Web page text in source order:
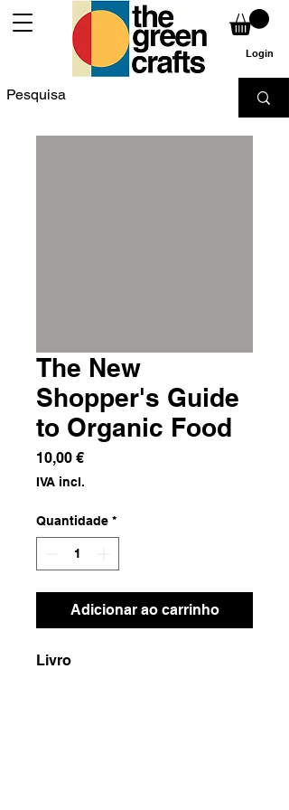
Login
The New
Shopper's Guide
to Organic Food
10,00 €Preço
IVA incl.
Quantidade *
Adicionar ao carrinho
Livro